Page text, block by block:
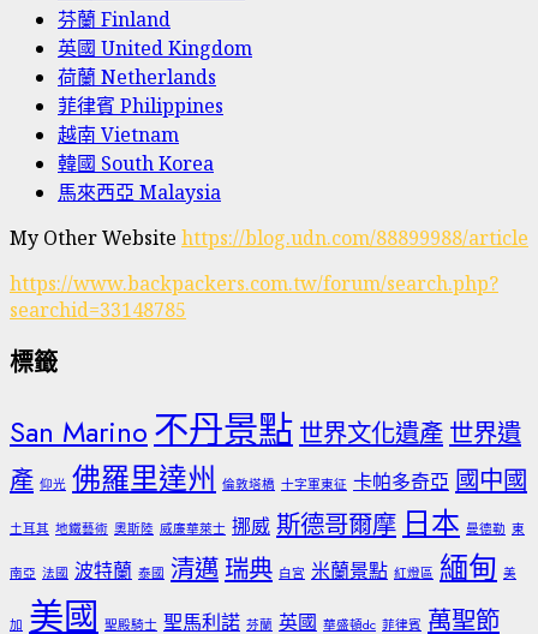
芬蘭 Finland
英國 United Kingdom
荷蘭 Netherlands
菲律賓 Philippines
越南 Vietnam
韓國 South Korea
馬來西亞 Malaysia
My Other Website https://blog.udn.com/88899988/article
https://www.backpackers.com.tw/forum/search.php?
searchid=33148785
標籤
San Marino 不丹景點 世界文化遺產 世界遺
產 仰光 佛羅里達州 倫敦塔橋 十字軍東征 卡帕多奇亞 國中國
土耳其 地鐵藝術 奧斯陸 威廉華萊士 挪威 斯德哥爾摩 日本 曼德勒 東
南亞 法國 波特蘭 泰國 清邁 瑞典 白宮 米蘭景點 紅燈區 緬甸 美
加 美國 聖殿騎士 聖馬利諾 芬蘭 英國 華盛頓dc 菲律賓 萬聖節